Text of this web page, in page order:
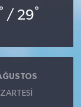
° / 29°